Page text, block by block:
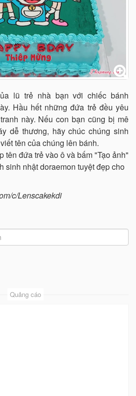
lũ trẻ nhà bạn với chiếc bánh
Hầu hết những đứa trẻ đều yêu
này. Nếu con bạn cũng bị mê
dễ thương, hãy chúc chúng sinh
tên của chúng lên bánh.
tên đứa trẻ vào ô và bấm "Tạo ảnh"
sinh nhật doraemon tuyệt đẹp cho
c/Lenscakekdi
Quảng cáo